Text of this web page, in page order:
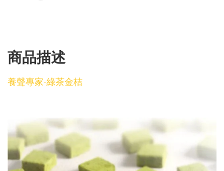
商品描述
養聲專家-綠茶金桔